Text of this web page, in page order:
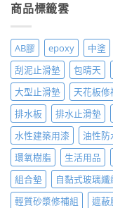
商品標籤雲
AB膠 epoxy 中塗
刮泥止滑墊
包晴天
大型止滑墊
天花板修
排水板
排水止滑墊
水性建築用漆
油性防
環氧樹脂
生活用品
組合墊
自黏式玻璃纖
輕質砂漿修補組
遮蔽